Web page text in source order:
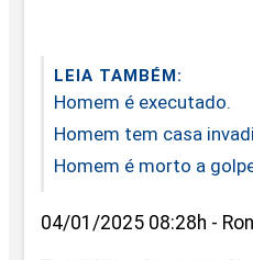
LEIA TAMBÉM:
Homem é executado.
Homem tem casa
Homem é morto a
04/01/2025 08:28h -